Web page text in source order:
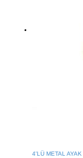
4'LÜ METAL